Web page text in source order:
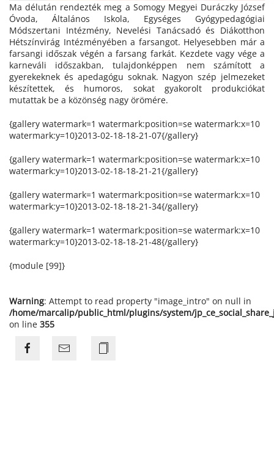
Ma délután rendezték meg a Somogy Megyei Duráczky József
Óvoda, Általános Iskola, Egységes Gyógypedagógiai
Módszertani Intézmény, Nevelési Tanácsadó és Diákotthon
Hétszínvirág Intézményében a farsangot. Helyesebben már a
farsangi időszak végén a farsang farkát. Kezdete vagy vége a
karneváli időszakban, tulajdonképpen nem számított a
gyerekeknek és apedagógu soknak. Nagyon szép jelmezeket
készítettek, és humoros, sokat gyakorolt produkciókat
mutattak be a közönség nagy örömére.
{gallery watermark=1 watermark:position=se watermark:x=10
watermark:y=10}2013-02-18-18-21-07{/gallery}
{gallery watermark=1 watermark:position=se watermark:x=10
watermark:y=10}2013-02-18-18-21-21{/gallery}
{gallery watermark=1 watermark:position=se watermark:x=10
watermark:y=10}2013-02-18-18-21-34{/gallery}
{gallery watermark=1 watermark:position=se watermark:x=10
watermark:y=10}2013-02-18-18-21-48{/gallery}
{module [99]}
Warning: Attempt to read property "image_intro" on null in
/home/marcalip/public_html/plugins/system/
on line 355